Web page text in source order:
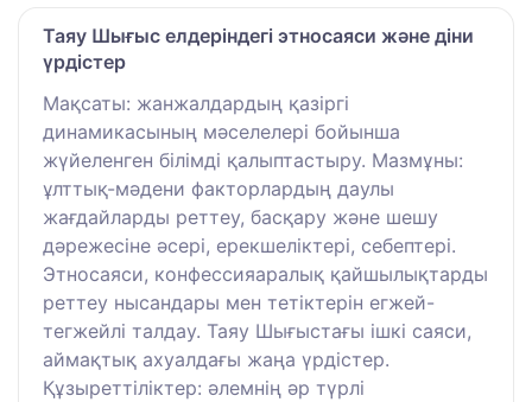
Таяу Шығыс елдеріндегі этносаяси және діни
үрдістер
Мақсаты: жанжалдардың қазіргі
динамикасының мәселелері бойынша
жүйеленген білімді қалыптастыру. Мазмұны:
ұлттық-мәдени факторлардың даулы
жағдайларды реттеу, басқару және шешу
дәрежесіне әсері, ерекшеліктері, себептері.
Этносаяси, конфессияаралық қайшылықтарды
реттеу нысандары мен тетіктерін егжей-
тегжейлі талдау. Таяу Шығыстағы ішкі саяси,
аймақтық ахуалдағы жаңа үрдістер.
Құзыреттіліктер: әлемнің әр түрлі